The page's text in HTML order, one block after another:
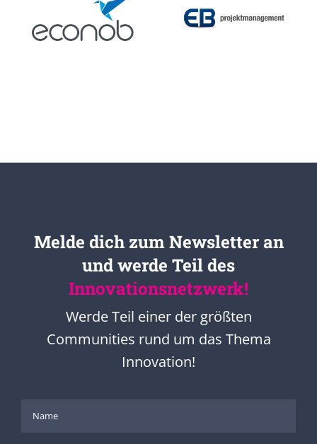
Melde dich zum Newsletter an
und werde Teil des
Innovationsnetzwerk!
Werde Teil einer der größten
Communities rund um das Thema
Innovation!